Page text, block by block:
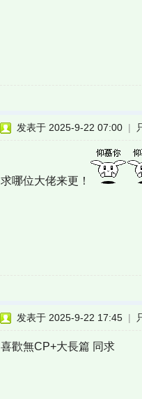
发表于 2025-9-22 07:00 |
求哪位大佬来更！
发表于 2025-9-22 17:45 |
喜歡無CP+大長篇 同求